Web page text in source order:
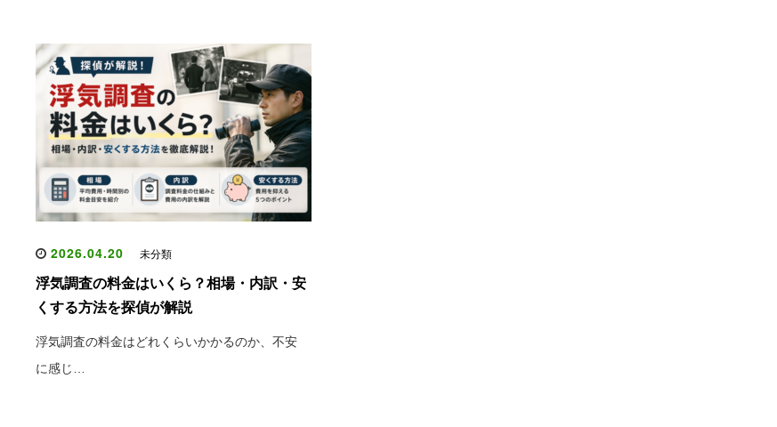
2026.04.20 未分類
浮気調査の料金はいくら？相場・内訳・安
くする方法を探偵が解説
浮気調査の料金はどれくらいかかるのか、不安
に感じ…